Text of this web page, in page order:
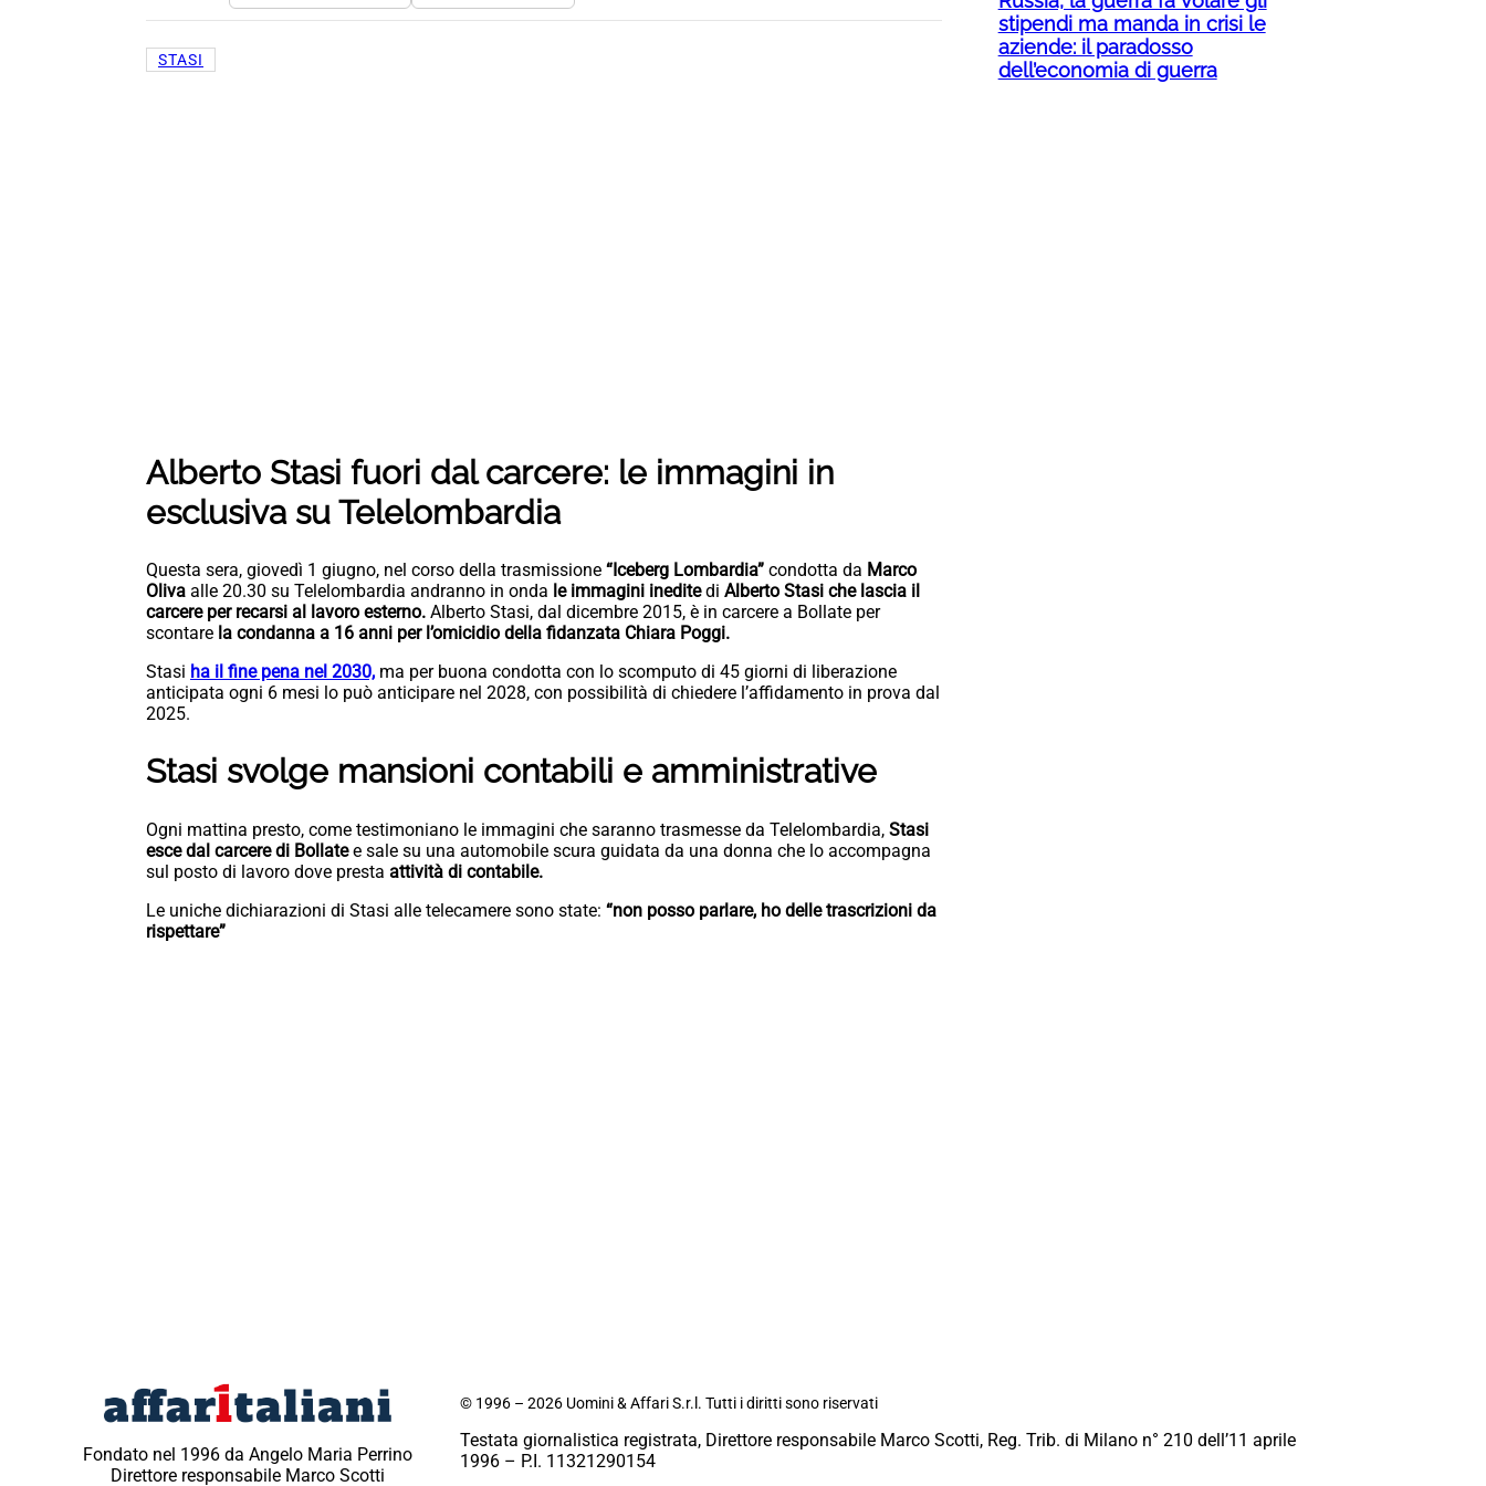
STASI
Alberto Stasi fuori dal carcere: le immagini in
esclusiva su Telelombardia
Questa sera, giovedì 1 giugno, nel corso della trasmissione “Iceberg Lombardia” condotta da Marco
Oliva alle 20.30 su Telelombardia andranno in onda le immagini ineditedi Alberto Stasi che lascia il
carcere per recarsi al lavoro esterno. Alberto Stasi, dal dicembre 2015, è in carcere a Bollate per
scontare la condanna a 16 anni per l’omicidio della fidanzata Chiara Poggi.
Stasi ha il fine pena nel 2030, ma per buona condotta con lo scomputo di 45 giorni di liberazione
anticipata ogni 6 mesi lo può anticipare nel 2028, con possibilità di chiedere l’affidamento in prova dal
2025.
Stasi svolge mansioni contabili e amministrative
Ogni mattina presto, come testimoniano le immagini che saranno trasmesse da Telelombardia, Stasi
esce dal carcere di Bollatee sale su una automobile scura guidata da una donna che lo accompagna
sul posto di lavoro dove presta attività di contabile.
Le uniche dichiarazioni di Stasi alle telecamere sono state: “non posso parlare, ho delle trascrizioni da
rispettare”
stipendi ma manda in crisi le
aziende: il paradosso
dell’economia di guerra
Fondato nel 1996 da Angelo Maria Perrino
Direttore responsabile Marco Scotti
© 1996 – 2026 Uomini & Affari S.r.l. Tutti i diritti sono riservati
Testata giornalistica registrata, Direttore responsabile Marco Scotti, Reg. Trib. di Milano n° 210 dell’11 aprile
1996 – P.I. 11321290154